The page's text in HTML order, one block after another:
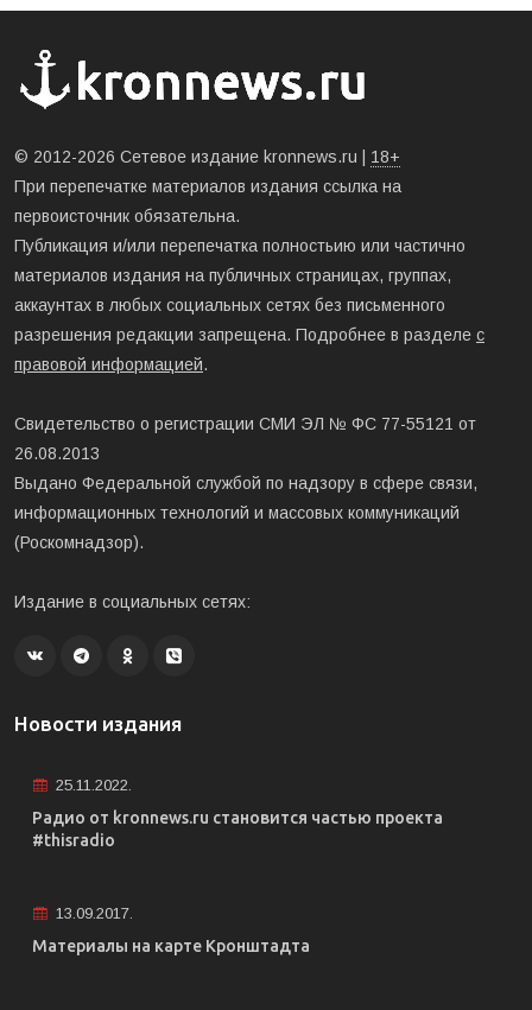
© 2012-2026 Сетевое издание kronnews.ru | 18+
При перепечатке материалов издания ссылка на
первоисточник обязательна.
Публикация и/или перепечатка полностьию или частично
материалов издания на публичных страницах, группах,
аккаунтах в любых социальных сетях без письменного
разрешения редакции запрещена. Подробнее в разделе с
правовой информацией.
Свидетельство о регистрации СМИ ЭЛ № ФС 77-55121 от
26.08.2013
Выдано Федеральной службой по надзору в сфере связи,
информационных технологий и массовых коммуникаций
(Роскомнадзор).
Издание в социальных сетях:
Новости издания
25.11.2022.
Радио от kronnews.ru становится частью проекта
#thisradio
13.09.2017.
Материалы на карте Кронштадта